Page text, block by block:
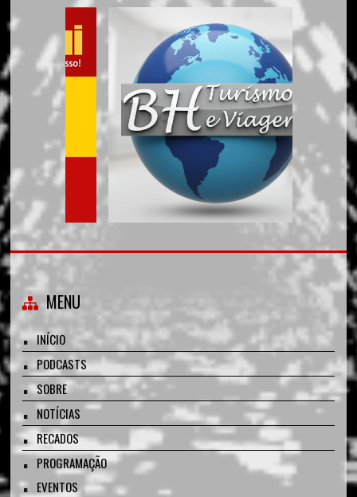
MENU
INÍCIO
PODCASTS
SOBRE
NOTÍCIAS
RECADOS
PROGRAMAÇÃO
EVENTOS